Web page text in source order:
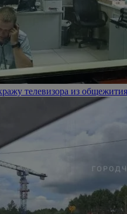
телевизора из общежития